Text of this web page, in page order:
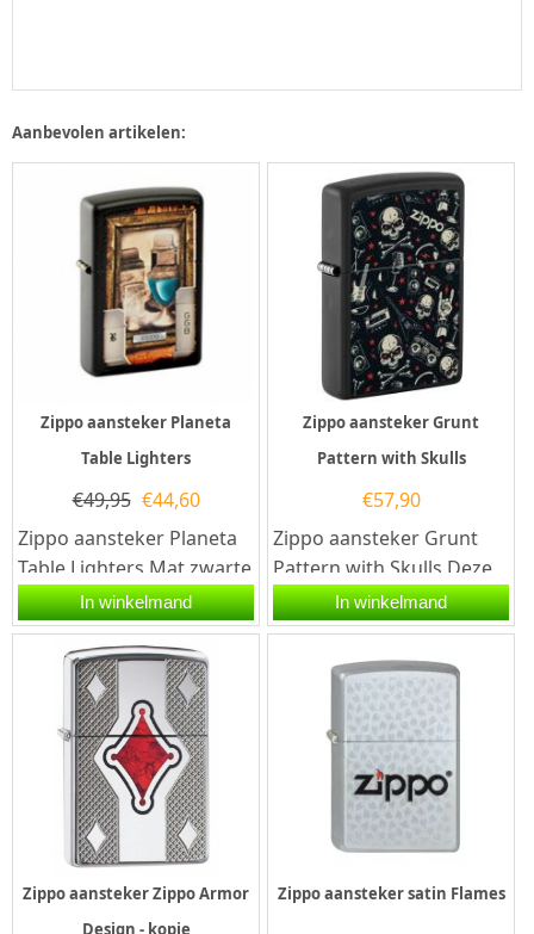
Aanbevolen artikelen:
Zippo aansteker Planeta
Table Lighters
€49,95 €44,60
Zippo aansteker Planeta
Table Lighters Mat zwarte
Zippo aansteker met aan
de voorzijde een...
In winkelmand
Zippo aansteker Grunt
Pattern with Skulls
€57,90
Zippo aansteker Grunt
Pattern with Skulls.Deze
Zippo aansteker heeft
een matt zwarte
afwerking met...
In winkelmand
Zippo aansteker Zippo Armor
Design - kopie
Zippo aansteker satin Flames